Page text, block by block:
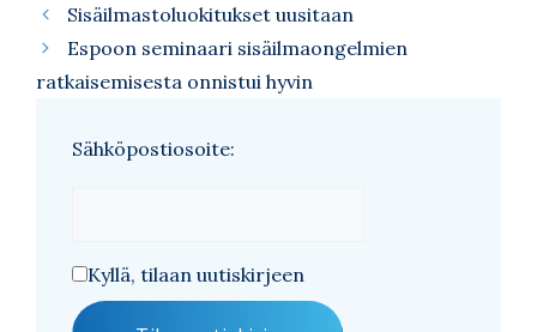
Sisäilmastoluokitukset uusitaan
Espoon seminaari sisäilmaongelmien
ratkaisemisesta onnistui hyvin
Sähköpostiosoite:
Kyllä, tilaan uutiskirjeen